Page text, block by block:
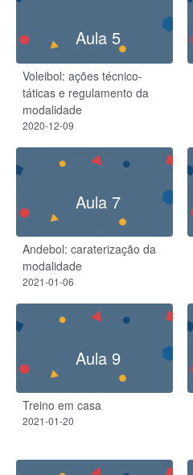
Aula 5
Voleibol: ações técnico-
táticas e regulamento da
modalidade
2020-12-09
Aula 7
Andebol: caraterização da
modalidade
2021-01-06
Aula 9
Treino em casa
2021-01-20